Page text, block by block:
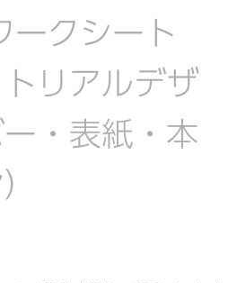
ークシート
リアルデザ
・表紙・本